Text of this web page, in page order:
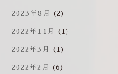
2023年8月 (2)
2022年11月 (1)
2022年3月 (1)
2022年2月 (6)